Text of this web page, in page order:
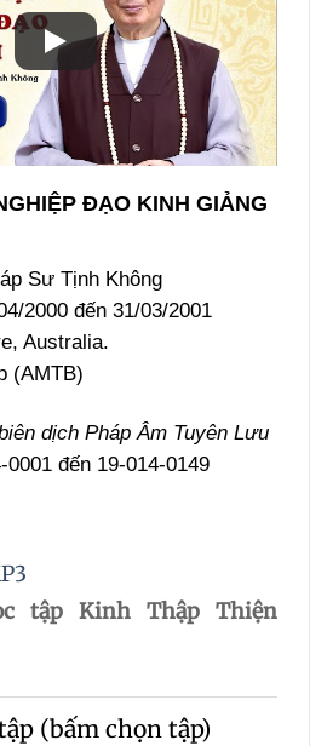
ĐẠO KINH GIẢNG
Sư Tịnh Không
2000 đến 31/03/2001
Australia.
(AMTB)
dịch Pháp Âm Tuyên Lưu
0001 đến 19-014-0149
tập Kinh Thập Thiện
(bấm chọn tập)